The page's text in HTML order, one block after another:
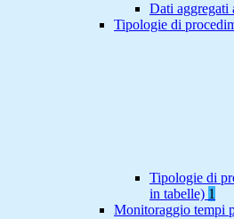
Dati aggregati
Tipologie di
Tipologie di
in tabelle) 1
Monitoraggio tempi